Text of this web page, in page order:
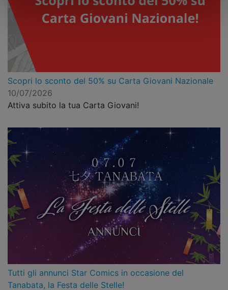
Scopri lo sconto del 50% su Carta Giovani Nazionale
10/07/2026
Attiva subito la tua Carta Giovani!
Tutti gli annunci Star Comics in occasione del
Tanabata, la Festa delle Stelle!